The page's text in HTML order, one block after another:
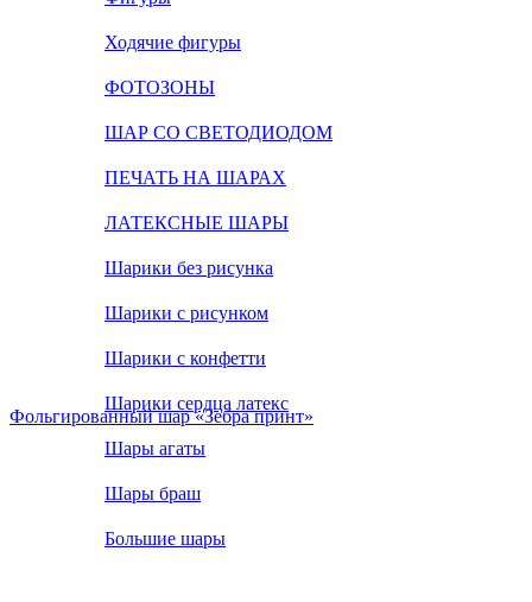
Ходячие фигуры
ФОТОЗОНЫ
ШАР СО СВЕТОДИОДОМ
ПЕЧАТЬ НА ШАРАХ
ЛАТЕКСНЫЕ ШАРЫ
Шарики без рисунка
Шарики с рисунком
Шарики с конфетти
Шарики сердца латекс
Шары агаты
Шары браш
Большие шары
Фольгированный шар «Зебра принт»